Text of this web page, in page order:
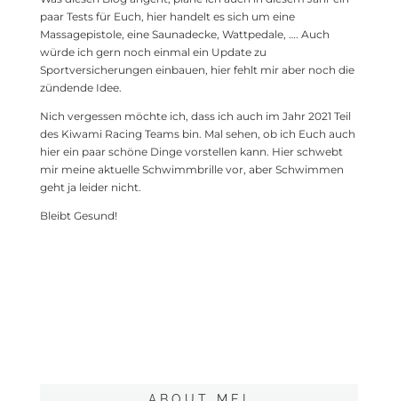
paar Tests für Euch, hier handelt es sich um eine
Massagepistole, eine Saunadecke, Wattpedale, …. Auch
würde ich gern noch einmal ein Update zu
Sportversicherungen einbauen, hier fehlt mir aber noch die
zündende Idee.
Nich vergessen möchte ich, dass ich auch im Jahr 2021 Teil
des Kiwami Racing Teams bin. Mal sehen, ob ich Euch auch
hier ein paar schöne Dinge vorstellen kann. Hier schwebt
mir meine aktuelle Schwimmbrille vor, aber Schwimmen
geht ja leider nicht.
Bleibt Gesund!